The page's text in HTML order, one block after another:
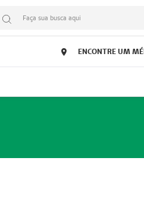
Faça sua busca aqui
ENCONTRE UM